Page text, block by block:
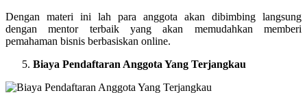
Dengan materi ini lah para anggota akan dibimbing langsung
dengan mentor terbaik yang akan memudahkan memberi
pemahaman bisnis berbasiskan online.
Biaya Pendaftaran Anggota Yang Terjangkau